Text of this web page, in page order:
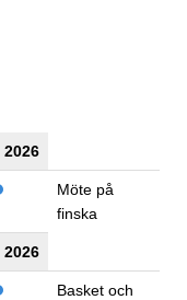
Möte på
finska
Basket och